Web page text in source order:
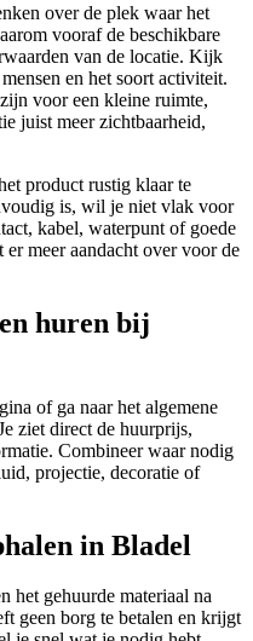
over de plek waar het
vooraf de beschikbare
van de locatie. Kijk
en het soort activiteit.
voor een kleine ruimte,
juist meer zichtbaarheid,
product rustig klaar te
is, wil je niet vlak voor
kabel, waterpunt of goede
meer aandacht over voor de
huren bij
of ga naar het algemene
ziet direct de huurprijs,
Combineer waar nodig
projectie, decoratie of
in Bladel
het gehuurde materiaal na
geen borg te betalen en krijgt